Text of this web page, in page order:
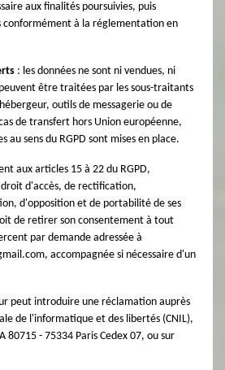
aux finalités poursuivies, puis
conformément à la réglementation en
: les données ne sont ni vendues, ni
être traitées par les sous-traitants
outils de messagerie ou de
de transfert hors Union européenne,
au sens du RGPD sont mises en place.
aux articles 15 à 22 du RGPD,
d'accès, de rectification,
d'opposition et de portabilité de ses
de retirer son consentement à tout
par demande adressée à
accompagnée si nécessaire d'un
peut introduire une réclamation auprès
de l'informatique et des libertés (CNIL),
80715 - 75334 Paris Cedex 07, ou sur